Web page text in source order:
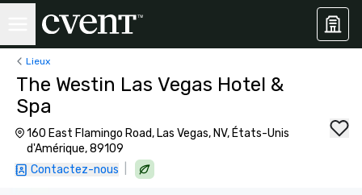
Lieux
The Westin Las Vegas Hotel &
Spa
160 East Flamingo Road, Las Vegas, NV, États-Unis
d'Amérique, 89109
Contactez-nous